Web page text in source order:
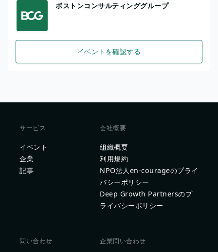
ボストンコンサルティンググループ
イベントを確認する
サービス
イベント
企業
記事
会社概要
組織概要
利用規約
NPO法人en-courageのプライ
バシーポリシー
Deep Growth Partnersのプ
ライバシーポリシー
問い合わせ 企業問い合わせ